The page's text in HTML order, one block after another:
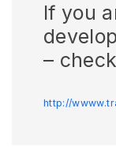
If you
–
http://